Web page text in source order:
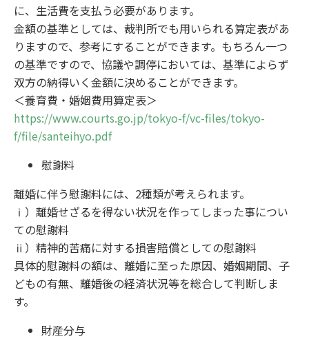
に、生活費を支払う必要があります。
金額の基準としては、裁判所でも用いられる算定表があ
りますので、参考にすることができます。もちろん一つ
の基準ですので、協議や調停においては、基準によらず
双方の納得いく金額に決めることができます。
＜養育費・婚姻費用算定表＞
https://www.courts.go.jp/tokyo-f/vc-files/tokyo-
f/file/santeihyo.pdf
慰謝料
離婚に伴う慰謝料には、2種類が考えられます。
ⅰ）離婚せざるを得ない状況を作ってしまった事につい
ての慰謝料
ⅱ）精神的苦痛に対する損害賠償としての慰謝料
具体的慰謝料の額は、離婚に至った原因、婚姻期間、子
どもの有無、離婚後の経済状況等を総合して判断しま
す。
財産分与